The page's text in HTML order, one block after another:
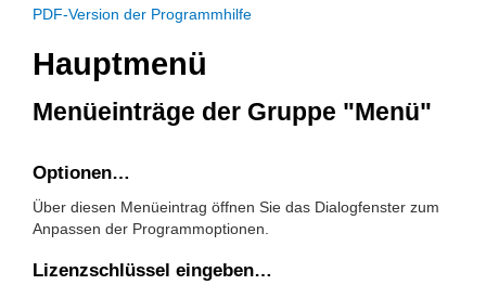
PDF-Version der Programmhilfe
Hauptmenü
Menüeinträge der Gruppe "Menü"
Optionen…
Über diesen Menüeintrag öffnen Sie das Dialogfenster zum
Anpassen der Programmoptionen.
Lizenzschlüssel eingeben…